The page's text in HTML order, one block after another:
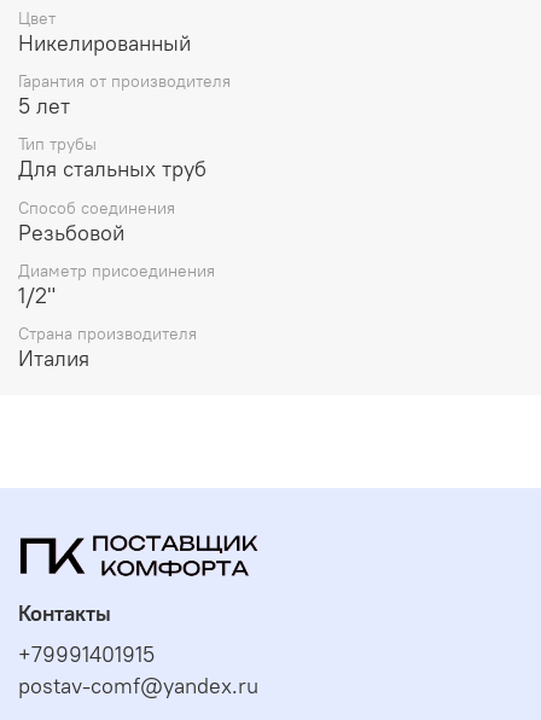
характеристики, не ухудшающие потребительских
свойств товара.
Цвет
Никелированный
Гарантия от производителя
5 лет
Тип трубы
Для стальных труб
Способ соединения
Резьбовой
Диаметр присоединения
1/2"
Страна производителя
Италия
Контакты
+79991401915
postav-comf@yandex.ru